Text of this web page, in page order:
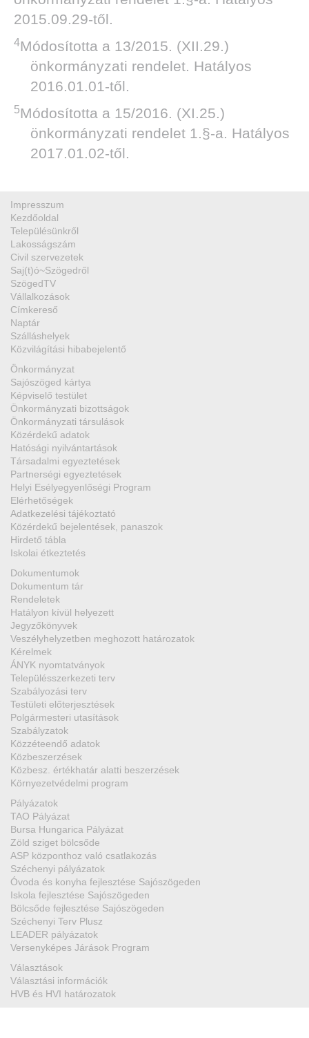
2015.09.29-től.
4Módosította a 13/2015. (XII.29.)
önkormányzati rendelet. Hatályos
2016.01.01-től.
5Módosította a 15/2016. (XI.25.)
önkormányzati rendelet 1.§-a. Hatályos
2017.01.02-től.
Impresszum
Kezdőoldal
Településünkről
Lakosságszám
Civil szervezetek
Saj(t)ó~Szögedről
SzögedTV
Vállalkozások
Címkereső
Naptár
Szálláshelyek
Közvilágítási hibabejelentő
Önkormányzat
Sajószöged kártya
Képviselő testület
Önkormányzati bizottságok
Önkormányzati társulások
Közérdekű adatok
Hatósági nyilvántartások
Társadalmi egyeztetések
Partnerségi egyeztetések
Helyi Esélyegyenlőségi Program
Elérhetőségek
Adatkezelési tájékoztató
Közérdekű bejelentések, panaszok
Hirdető tábla
Iskolai étkeztetés
Dokumentumok
Dokumentum tár
Rendeletek
Hatályon kívül helyezett
Jegyzőkönyvek
Veszélyhelyzetben meghozott határozatok
Kérelmek
ÁNYK nyomtatványok
Településszerkezeti terv
Szabályozási terv
Testületi előterjesztések
Polgármesteri utasítások
Szabályzatok
Közzéteendő adatok
Közbeszerzések
Közbesz. értékhatár alatti beszerzések
Környezetvédelmi program
Pályázatok
TAO Pályázat
Bursa Hungarica Pályázat
Zöld sziget bölcsőde
ASP központhoz való csatlakozás
Széchenyi pályázatok
Óvoda és konyha fejlesztése Sajószögeden
Iskola fejlesztése Sajószögeden
Bölcsőde fejlesztése Sajószögeden
Széchenyi Terv Plusz
LEADER pályázatok
Versenyképes Járások Program
Választások
Választási információk
HVB és HVI határozatok